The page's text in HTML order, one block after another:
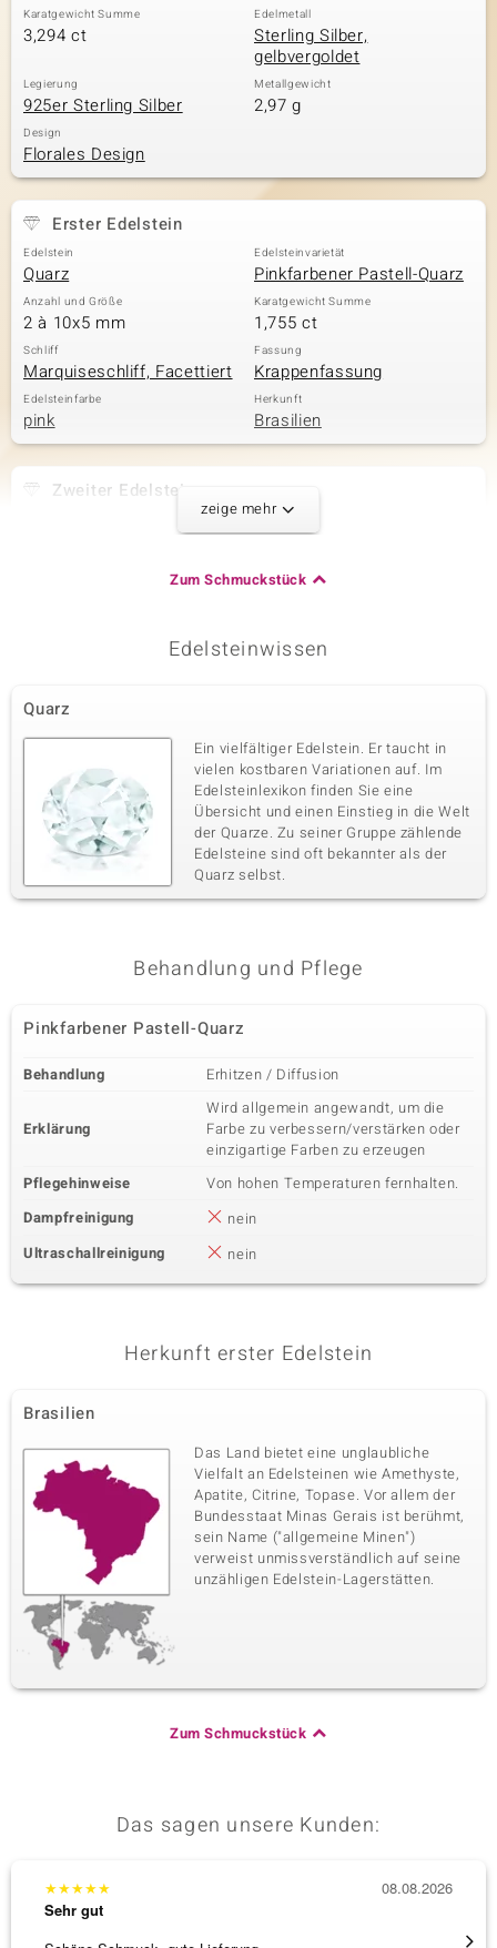
Classics
Karatgewicht Summe
3,294 ct
Edelmetall
Sterling Silber,
gelbvergoldet
Legierung
925er Sterling Silber
Metallgewicht
2,97 g
Design
Florales Design
Erster Edelstein
Edelstein
Quarz
Edelsteinvarietät
Pinkfarbener Pastell-Quarz
Anzahl und Größe
2 à 10x5 mm
Karatgewicht Summe
1,755 ct
Schliff
Marquiseschliff, Facettiert
Fassung
Krappenfassung
Edelsteinfarbe
pink
Herkunft
Brasilien
Zweiter Edelstein
Pinkfarbener Pastell-Quarz 2 à 8x4 mm
Marquiseschliff
Brasilien
Dritter Edelstein
Edelsteinvarietät
Pinkfarbener Pastell-Quarz 3 à 6x3 mm
Karatgewicht Summe
0,621 ct
Schliff
Marquiseschliff
Fassung
Krappenfassung
Herkunft
Brasilien
zeige mehr
Zum Schmuckstück
Edelsteinwissen
Quarz
Ein vielfältiger Edelstein. Er taucht in
vielen kostbaren Variationen auf. Im
Edelsteinlexikon finden Sie eine
Übersicht und einen Einstieg in die Welt
der Quarze. Zu seiner Gruppe zählende
Edelsteine sind oft bekannter als der
Quarz selbst.
Behandlung und Pflege
Pinkfarbener Pastell-Quarz
Behandlung Erhitzen / Diffusion
Erklärung
Wird allgemein angewandt, um die
Farbe zu verbessern/verstärken oder
einzigartige Farben zu erzeugen
Pflegehinweise
Von hohen Temperaturen fernhalten.
Dampfreinigung
nein
Ultraschallreinigung
nein
Herkunft erster Edelstein
Brasilien
Das Land bietet eine unglaubliche
Vielfalt an Edelsteinen wie Amethyste,
Apatite, Citrine, Topase. Vor allem der
Bundesstaat Minas Gerais ist berühmt,
sein Name ("allgemeine Minen")
verweist unmissverständlich auf seine
unzähligen Edelstein-Lagerstätten.
Zum Schmuckstück
Das sagen unsere Kunden:
★★★★★
Sehr gut
08.08.2026